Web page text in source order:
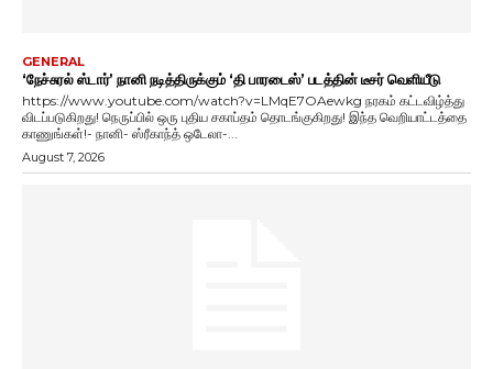
GENERAL
‘நேச்சுரல் ஸ்டார்’ நானி நடித்திருக்கும் ‘தி பாரடைஸ்’ படத்தின் டீசர் வெளியீடு
https://www.youtube.com/watch?v=LMqE7OAewkg நரகம் கட்டவிழ்த்து
விடப்படுகிறது! நெருப்பில் ஒரு புதிய சகாப்தம் தொடங்குகிறது! இந்த வெறியாட்டத்தை
காணுங்கள்!- நானி- ஸ்ரீகாந்த் ஒடேலா-...
August 7, 2026